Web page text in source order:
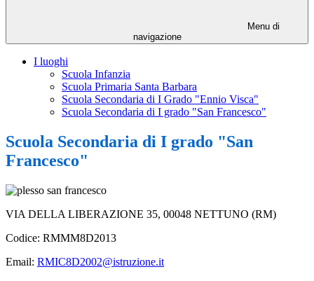
Menu di
navigazione
I luoghi
Scuola Infanzia
Scuola Primaria Santa Barbara
Scuola Secondaria di I Grado "Ennio Visca"
Scuola Secondaria di I grado "San Francesco"
Scuola Secondaria di I grado "San
Francesco"
VIA DELLA LIBERAZIONE 35, 00048 NETTUNO (RM)
Codice: RMMM8D2013
Email: RMIC8D2002@istruzione.it